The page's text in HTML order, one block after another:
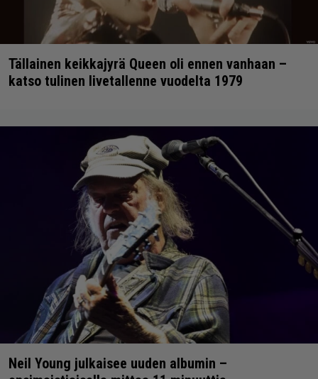
Tällainen keikkajyrä Queen oli ennen vanhaan –
katso tulinen livetallenne vuodelta 1979
Neil Young julkaisee uuden albumin –